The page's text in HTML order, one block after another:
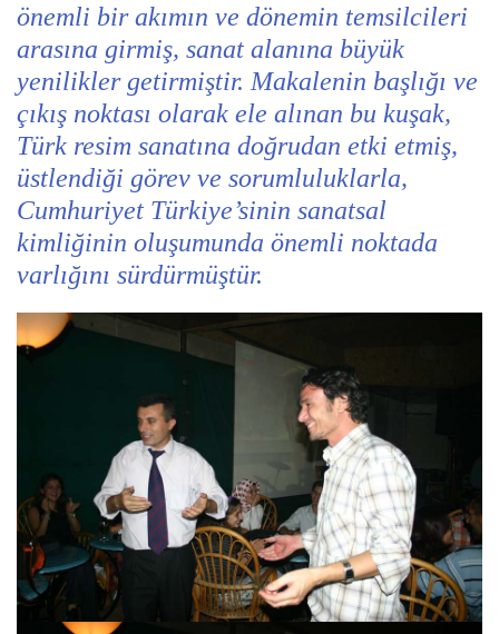
önemli bir akımın ve dönemin temsilcileri
arasına girmiş, sanat alanına büyük
yenilikler getirmiştir. Makalenin başlığı ve
çıkış noktası olarak ele alınan bu kuşak,
Türk resim sanatına doğrudan etki etmiş,
üstlendiği görev ve sorumluluklarla,
Cumhuriyet Türkiye’sinin sanatsal
kimliğinin oluşumunda önemli noktada
varlığını sürdürmüştür.